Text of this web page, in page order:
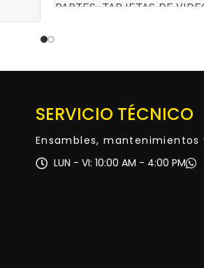
PARTES,TARJETAS DE
SERVICIO TÉCNICO
Ensambles, mantenimientos
LUN - VI: 10:00 AM - 4:00 PM